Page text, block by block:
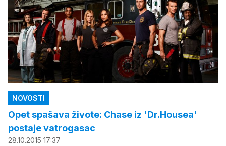
NOVOSTI
Opet spašava živote: Chase iz 'Dr.Housea'
postaje vatrogasac
28.10.2015 17:37